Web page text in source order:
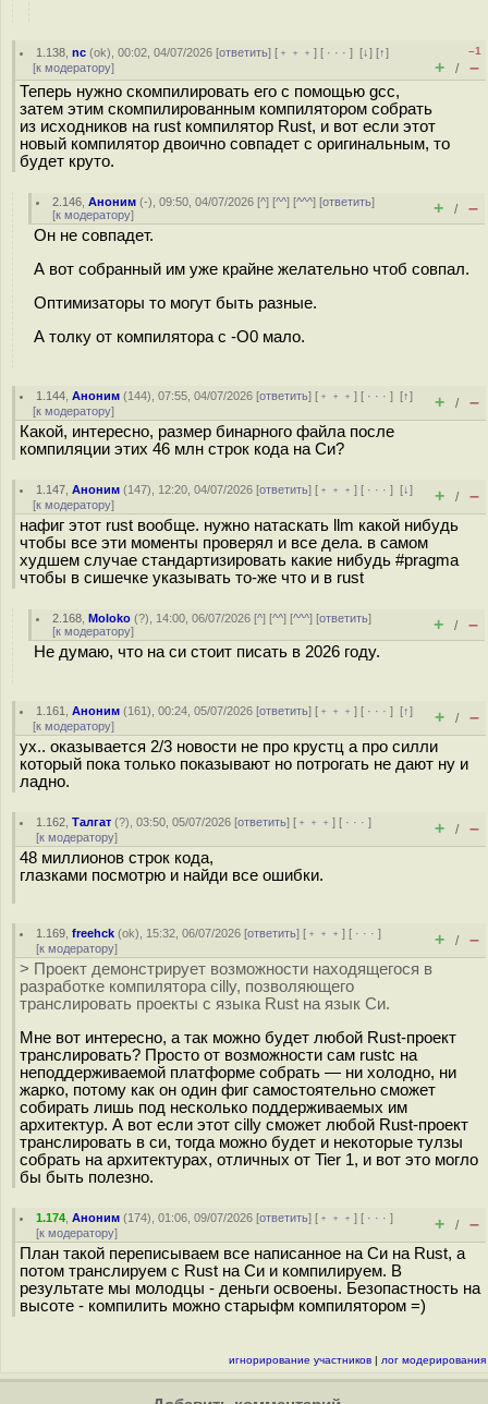
1.138 ,nc (ok), 00:02, 04/07/2026 [ответить] [ ﹢﹢﹢] [ · · ·][↓] [↑]
[к модератору]
–1
+ / –
Теперь нужно скомпилировать его с помощью gcc,
затем этим скомпилированным компилятором собрать
из исходников на rust компилятор Rust, и вот если этот
новый компилятор двоично совпадет с оригинальным, то
будет круто.
2.146 ,Аноним (-), 09:50, 04/07/2026 [^] [^^] [^^^] [ответить]
[к модератору] + / –
Он не совпадет.
А вот собранный им уже крайне желательно чтоб совпал.
Оптимизаторы то могут быть разные.
А толку от компилятора с -O0 мало.
1.144 ,Аноним (144), 07:55, 04/07/2026 [ответить] [ ﹢﹢﹢] [ · · ·][↑]
[к модератору] + / –
Какой, интересно, размер бинарного файла после
компиляции этих 46 млн строк кода на Си?
1.147 ,Аноним (147), 12:20, 04/07/2026 [ответить] [ ﹢﹢﹢] [ · · ·][↓]
[к модератору] + / –
нафиг этот rust вообще. нужно натаскать llm какой нибудь
чтобы все эти моменты проверял и все дела. в самом
худшем случае стандартизировать какие нибудь #pragma
чтобы в сишечке указывать то-же что и в rust
2.168 ,Moloko (?), 14:00, 06/07/2026 [^] [^^] [^^^] [ответить]
[к модератору] + / –
Не думаю, что на си стоит писать в 2026 году.
1.161 ,Аноним (161), 00:24, 05/07/2026 [ответить] [ ﹢﹢﹢] [ · · ·][↑]
[к модератору] + / –
ух.. оказывается 2/3 новости не про крустц а про силли
который пока только показывают но потрогать не дают ну и
ладно.
1.162 ,Талгат (?), 03:50, 05/07/2026 [ответить] [ ﹢﹢﹢] [ · · ·]
[к модератору] + / –
48 миллионов строк кода,
глазками посмотрю и найди все ошибки.
1.169 ,freehck (ok), 15:32, 06/07/2026 [ответить] [ ﹢﹢﹢] [ · · ·]
[к модератору] + / –
> Проект демонстрирует возможности находящегося в
разработке компилятора cilly, позволяющего
транслировать проекты с языка Rust на язык Си.
Мне вот интересно, а так можно будет любой Rust-проект
транслировать? Просто от возможности сам rustc на
неподдерживаемой платформе собрать — ни холодно, ни
жарко, потому как он один фиг самостоятельно сможет
собирать лишь под несколько поддерживаемых им
архитектур. А вот если этот cilly сможет любой Rust-проект
транслировать в си, тогда можно будет и некоторые тулзы
собрать на архитектурах, отличных от Tier 1, и вот это могло
бы быть полезно.
1.174 ,Аноним (174), 01:06, 09/07/2026 [ответить] [ ﹢﹢﹢] [ · · ·]
[к модератору] + / –
План такой переписываем все написанное на Си на Rust, а
потом транслируем с Rust на Си и компилируем. В
результате мы молодцы - деньги освоены. Безопастность на
высоте - компилить можно старыфм компилятором =)
игнорирование участников | лог модерирования